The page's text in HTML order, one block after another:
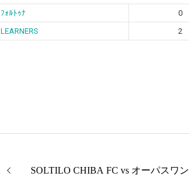
ﾌｫﾙﾄｩﾅ 0
LEARNERS
2
SOLTILO CHIBA FC vs オーパスワン